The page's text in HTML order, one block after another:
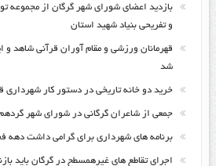
بازدید اعضای شورای شهر گرگان از مجموعه
و تفریحی بنیاد شهید استان
قهرمانان ورزشی و مقام آوران قرآنی شاهد و
شد
خرید دو خانه تاریخی در دستور کار شهرداری
جمعی از شاعران گرگانی در شورای شهر
برنامه های شهرداری برای گرامی داشت دهه
اجرای تقاطع های غیرهمسطح در گرگان باید